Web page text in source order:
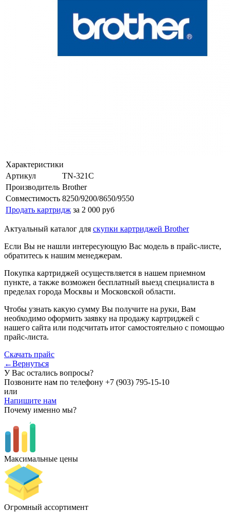
Характеристики
Артикул
TN-321C
Производитель Brother
Совместимость 8250/9200/8650/9550
Продать картридж за 2 000 руб
Актуальный каталог для скупки картриджей Brother
Если Вы не нашли интересующую Вас модель в прайс-листе,
обратитесь к нашим менеджерам.
Покупка картриджей осуществляется в нашем приемном
пункте, а также возможен бесплатный выезд специалиста в
пределах города Москвы и Московской области.
Чтобы узнать какую сумму Вы получите на руки, Вам
необходимо оформить заявку на продажу картриджей с
нашего сайта или подсчитать итог самостоятельно с помощью
прайс-листа.
Скачать прайс
←Вернуться
У Вас остались вопросы?
Позвоните нам по телефону +7 (903) 795-15-10
или
Напишите нам
Почему именно мы?
Максимальные цены
Огромный ассортимент